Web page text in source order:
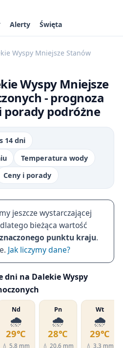
Alerty Święta
Wyspy Mniejsze Stanów
Wyspy Mniejsze
- prognoza
porady podróżne
14 dni
Temperatura wody
Ceny i porady
jeszcze wystarczającej
bieżąca wartość
punktu kraju.
Jak liczymy dane?
dni na Dalekie Wyspy
Nd
🌧️
29℃
💧 5.8 mm
Pn
🌧️
28℃
💧 20.6 mm
Wt
🌧️
29℃
💧 3.3 mm